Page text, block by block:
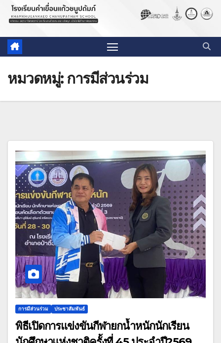
หมวดหมู่:การมีส่วนร่วม
การมีส่วนร่วม ประชาสัมพันธ์
พิธีเปิดการแข่งขันกีฬายกน้ำหนักนักเรียน